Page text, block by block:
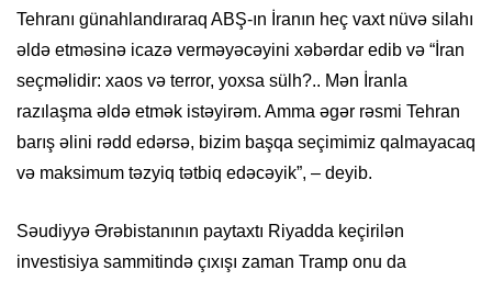
Tehranı günahlandıraraq ABŞ-ın İranın heç vaxt nüvə silahı
əldə etməsinə icazə verməyəcəyini xəbərdar edib və “İran
seçməlidir: xaos və terror, yoxsa sülh?.. Mən İranla
razılaşma əldə etmək istəyirəm. Amma əgər rəsmi Tehran
barış əlini rədd edərsə, bizim başqa seçimimiz qalmayacaq
və maksimum təzyiq tətbiq edəcəyik”, – deyib.
Səudiyyə Ərəbistanının paytaxtı Riyadda keçirilən
investisiya sammitində çıxışı zaman Tramp onu da